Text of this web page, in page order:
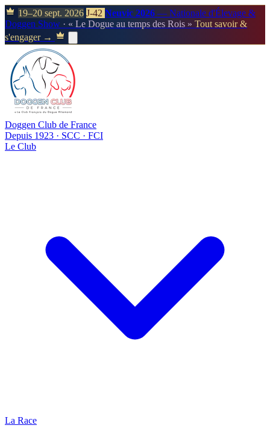
19–20 sept. 2026 J-42 Neuvic 2026 — Nationale d'Élevage &
Doggen Show · « Le Dogue au temps des Rois » Tout savoir &
s'engager →
Doggen Club de France
Depuis 1923 · SCC · FCI
Le Club
La Race